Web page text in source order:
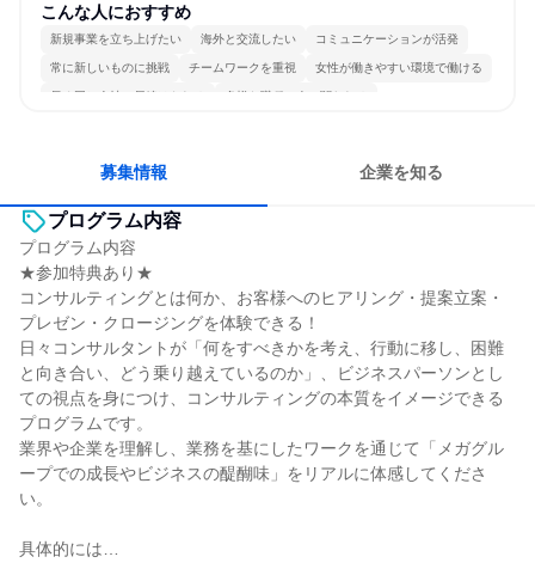
こんな人におすすめ
新規事業を立ち上げたい 海外と交流したい コミュニケーションが活発
常に新しいものに挑戦 チームワークを重視 女性が働きやすい環境で働ける
長く同じ会社に居続けられる 多様な職種の人と関われる
募集情報 企業を知る
プログラム内容
プログラム内容
★参加特典あり★
コンサルティングとは何か、お客様へのヒアリング・提案立案・
プレゼン・クロージングを体験できる！
日々コンサルタントが「何をすべきかを考え、行動に移し、困難
と向き合い、どう乗り越えているのか」、ビジネスパーソンとし
ての視点を身につけ、コンサルティングの本質をイメージできる
プログラムです。
業界や企業を理解し、業務を基にしたワークを通じて「メガグル
ープでの成長やビジネスの醍醐味」をリアルに体感してくださ
い。
具体的には…